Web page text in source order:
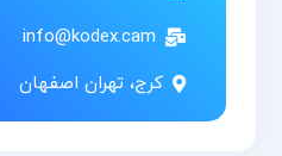
info@kodex.cam
کرج، تهران اصفهان